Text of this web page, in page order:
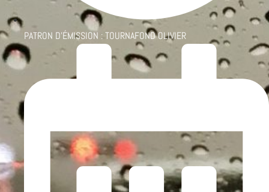
PATRON D'ÉMISSION :TOURNAFOND OLIVIER